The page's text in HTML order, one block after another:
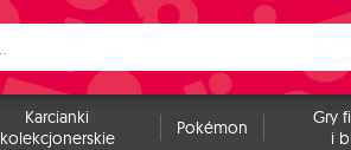
Karcianki
kolekcjonerskie
Pokémon
Gry
i